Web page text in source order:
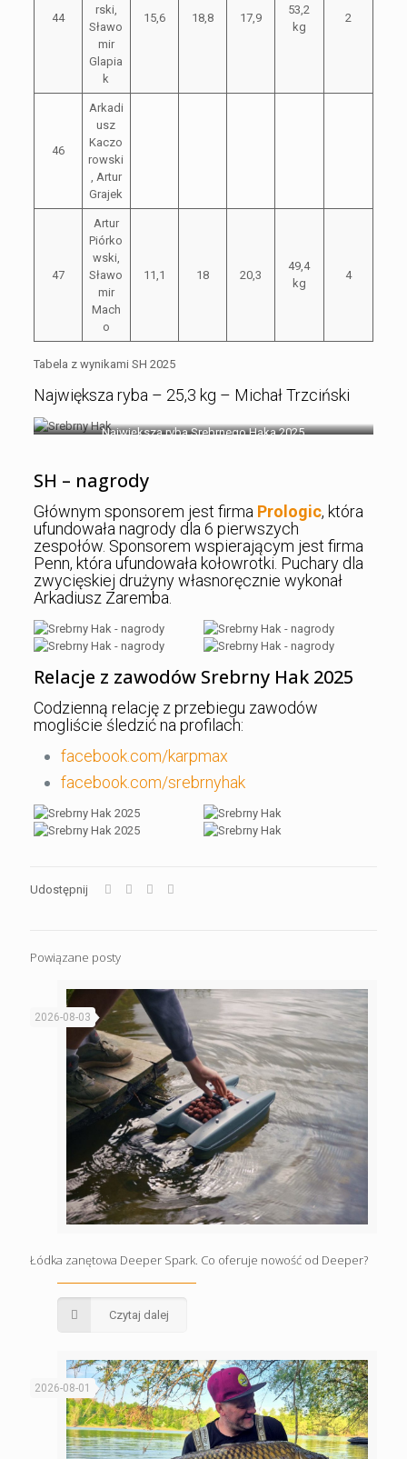
44
rski,
Sławo
mir
Glapia
k
15,6 18,8 17,9
53,2
kg
2
46
Arkadi
usz
Kaczo
rowski
, Artur
Grajek
47
Artur
Piórko
wski,
Sławo
mir
Mach
o
11,1 18 20,3
49,4
kg
4
Tabela z wynikami SH 2025
Największa ryba – 25,3 kg – Michał Trzciński
Największa ryba Srebrnego Haka 2025
SH – nagrody
Głównym sponsorem jest firma Prologic, która
ufundowała nagrody dla 6 pierwszych
zespołów. Sponsorem wspierającym jest firma
Penn, która ufundowała kołowrotki. Puchary dla
zwycięskiej drużyny własnoręcznie wykonał
Arkadiusz Zaremba.
Relacje z zawodów Srebrny Hak 2025
Codzienną relację z przebiegu zawodów
mogliście śledzić na profilach:
facebook.com/karpmax
facebook.com/srebrnyhak
Udostępnij
Powiązane posty
2026-08-03
Łódka zanętowa Deeper Spark. Co oferuje nowość od Deeper?
Czytaj dalej
2026-08-01